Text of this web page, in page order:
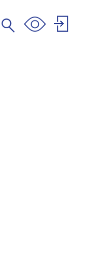
Search
Поиск
User